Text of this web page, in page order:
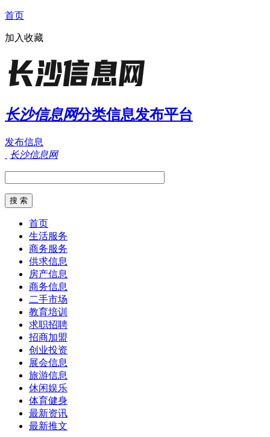
首页
加入收藏
长沙信息网分类信息发布平台
发布信息
长沙信息网
首页
生活服务
商务服务
供求信息
房产信息
商务信息
二手市场
教育培训
求职招聘
招商加盟
创业投资
展会信息
旅游信息
休闲娱乐
体育健身
最新资讯
最新推文